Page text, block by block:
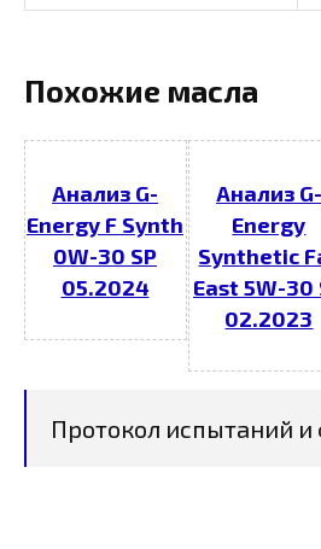
Похожие масла
Анализ G-
Energy F Synth
0W-30 SP
05.2024
Анализ G-
Energy
Synthetic
East 5W-30
02.2023
Протокол испытаний и